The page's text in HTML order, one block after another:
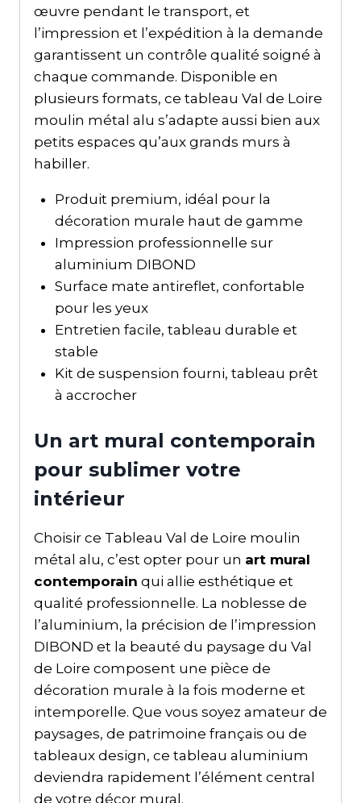
œuvre pendant le transport, et
l’impression et l’expédition à la demande
garantissent un contrôle qualité soigné à
chaque commande. Disponible en
plusieurs formats, ce tableau Val de Loire
moulin métal alu s’adapte aussi bien aux
petits espaces qu’aux grands murs à
habiller.
Produit premium, idéal pour la
décoration murale haut de gamme
Impression professionnelle sur
aluminium DIBOND
Surface mate antireflet, confortable
pour les yeux
Entretien facile, tableau durable et
stable
Kit de suspension fourni, tableau prêt
à accrocher
Un art mural contemporain
pour sublimer votre
intérieur
Choisir ce Tableau Val de Loire moulin
métal alu, c’est opter pour un art mural
contemporain qui allie esthétique et
qualité professionnelle. La noblesse de
l’aluminium, la précision de l’impression
DIBOND et la beauté du paysage du Val
de Loire composent une pièce de
décoration murale à la fois moderne et
intemporelle. Que vous soyez amateur de
paysages, de patrimoine français ou de
tableaux design, ce tableau aluminium
deviendra rapidement l’élément central
de votre décor mural.